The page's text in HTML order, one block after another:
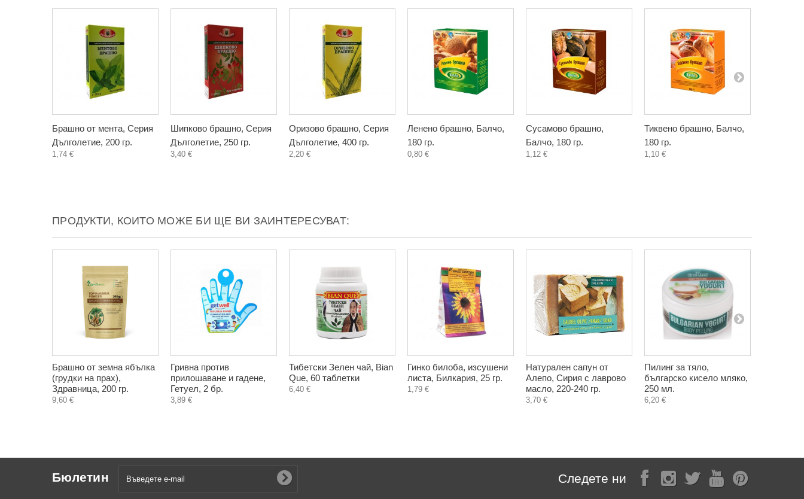
Брашно от мента, Серия
Дълголетие, 200 гр.
1,74 €
Шипково брашно, Серия
Дълголетие, 250 гр.
3,40 €
Оризово брашно, Серия
Дълголетие, 400 гр.
2,20 €
Ленено брашно, Балчо,
180 гр.
0,80 €
Сусамово брашно,
Балчо, 180 гр.
1,12 €
Тиквено брашно, Балчо,
180 гр.
1,10 €
ПРОДУКТИ, КОИТО МОЖЕ БИ ЩЕ ВИ ЗАИНТЕРЕСУВАТ:
Брашно от земна ябълка
(грудки на прах),
Здравница, 200 гр.
9,60 €
Гривна против
прилошаване и гадене,
Гетуел, 2 бр.
3,89 €
Тибетски Зелен чай, Bian
Que, 60 таблетки
6,40 €
Гинко билоба, изсушени
листа, Билкария, 25 гр.
1,79 €
Натурален сапун от
Алепо, Сирия с лаврово
масло, 220-240 гр.
3,70 €
Пилинг за тяло,
българско кисело мляко,
250 мл.
6,20 €
Бюлетин Следете ни